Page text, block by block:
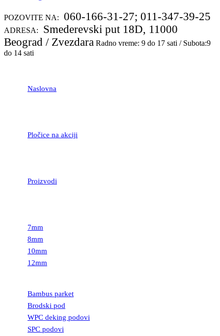
POZOVITE NA: 060-166-31-27; 011-347-39-25
ADRESA:
Smederevski put 18D, 11000
Beograd / Zvezdara Radno vreme: 9 do 17 sati / Subota:9
do 14 sati
Naslovna
Pločice na akciji
Proizvodi
7mm
8mm
10mm
12mm
Bambus parket
Brodski pod
WPC deking podovi
SPC podovi